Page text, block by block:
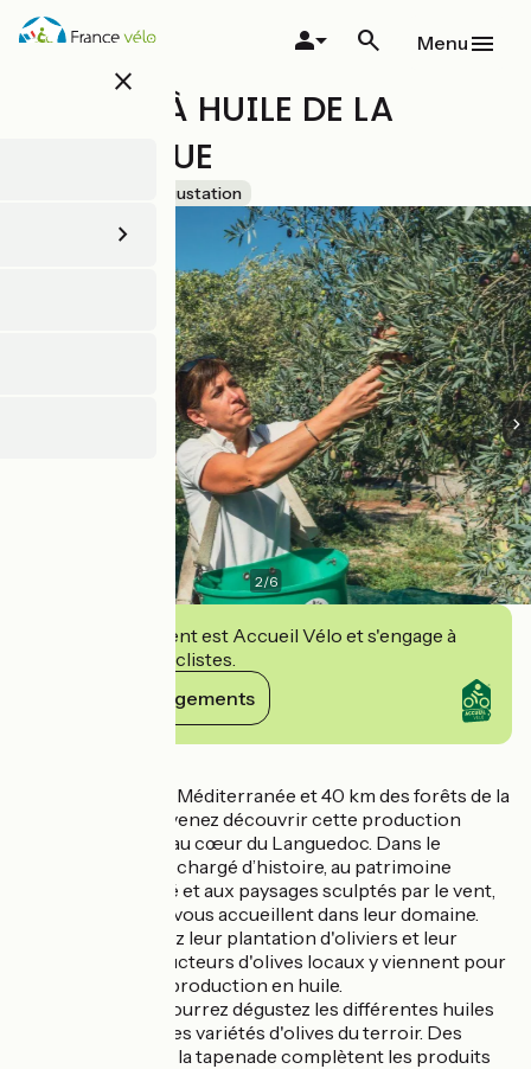
Aller
au
close
Menu
MOULIN À HUILE DE LA
RESTANQUE
Dégustation
2/6
Cet établissement est Accueil Vélo et s'engage à
accueillir des cyclistes.
Voir ses engagements
A 30 km de la mer Méditerranée et 40 km des forêts de la
Montagne Noire, venez découvrir cette production
d'olives et d'huile au cœur du Languedoc. Dans le
Minervois, terroir chargé d’histoire, au patrimoine
architectural varié et aux paysages sculptés par le vent,
Laurent et Magali vous accueillent dans leur domaine.
Vous y découvrirez leur plantation d'oliviers et leur
moulin/ Les producteurs d'olives locaux y viennent pour
transformer leur production en huile.
Au moulin, vous pourrez dégustez les différentes huiles
issues des multiples variétés d'olives du terroir. Des
olives ainsi que de la tapenade complètent les produits